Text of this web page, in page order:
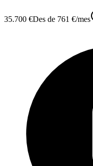
35.700 €Des de 761 €/mes